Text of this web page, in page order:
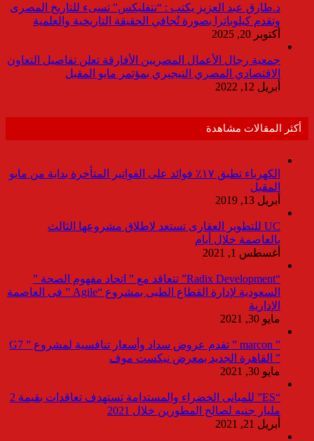
د.طارق عبد العزيز يكتب : “نتفليكس” تسىء للتاريخ المصرى
وتقدم كيلوباترا بصورة تُجافي الحقيقة التاريخية والعلمية
أكتوبر 20, 2025
جمعية رجال الأعمال المصريين الأفارقة تعلن تفاصيل التعاون
الاقتصادي المصري النيجيري بمؤتمر مايو المقبل
أبريل 12, 2022
أكثر المقالات مشاهدة
الكهرباء تطبق ١٧٪ فوائد على الفواتير المتأخرة بداية من مايو
المقبل
أبريل 13, 2019
UC للتطوير العقارى تستعد لاطلاق مشروعها الثالث
بالعاصمة خلال أيام
أغسطس 1, 2021
“Radix Development” تتعاقد مع ” اتحاد مفهوم الصحة ”
السعودية لإدارة القطاع الطبى بمشروع “Agile ” فى العاصمة
الإدارية
مايو 30, 2021
” marcon ” تقدم عروض سداد وأسعار تنافسية لمشروع ” G7
” القاهرة الجديد بمعرض نيكست موف
مايو 30, 2021
“ES” للمبانى الخضراء والمستدامة تستهدف تعاقدات بقيمة 2
مليار جنيه لصالح المطورين خلال 2021
أبريل 21, 2021